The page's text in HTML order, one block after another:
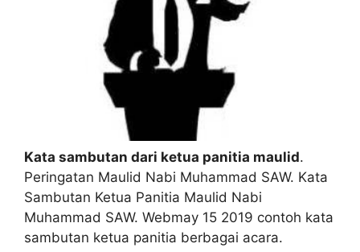
Kata sambutan dari ketua panitia maulid.
Peringatan Maulid Nabi Muhammad SAW. Kata
Sambutan Ketua Panitia Maulid Nabi
Muhammad SAW. Webmay 15 2019 contoh kata
sambutan ketua panitia berbagai acara.